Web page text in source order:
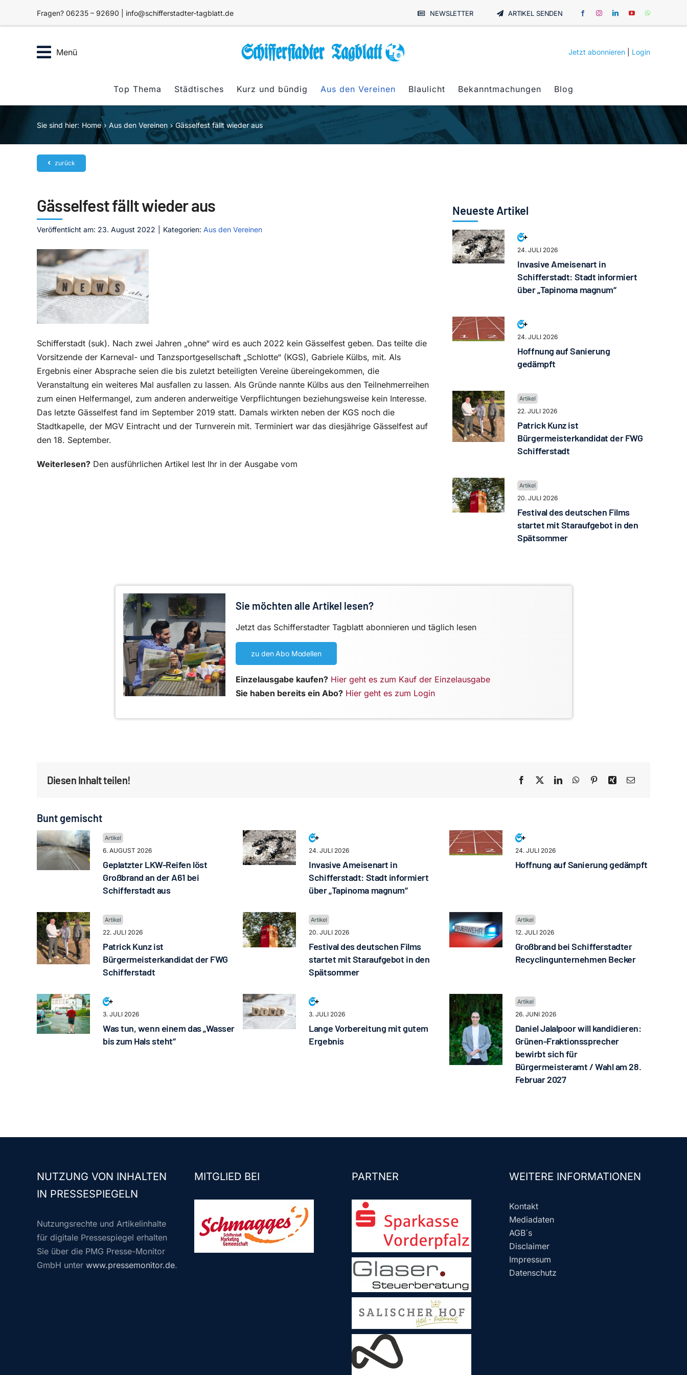
Fragen? 06235 – 92690 | info@schifferstadter-tagblatt.de NEWSLETTER ARTIKEL SENDEN
Menü Jetzt abonnieren Login
Top Thema Städtisches Kurz und bündig Aus den Vereinen Blaulicht Bekanntmachungen Blog
Sie sind hier: Home Aus den Vereinen Gässelfest fällt wieder aus
zurück
Gässelfest fällt wieder aus
Veröffentlicht am: 23. August 2022 Kategorien: Aus den Vereinen
Schifferstadt (suk). Nach zwei Jahren „ohne“ wird es auch 2022 kein Gässelfest geben. Das teilte die
Vorsitzende der Karneval- und Tanzsportgesellschaft „Schlotte“ (KGS), Gabriele Külbs, mit. Als
Ergebnis einer Absprache seien die bis zuletzt beteiligten Vereine übereingekommen, die
Veranstaltung ein weiteres Mal ausfallen zu lassen. Als Gründe nannte Külbs aus den Teilnehmerreihen
zum einen Helfermangel, zum anderen anderweitige Verpflichtungen beziehungsweise kein Interesse.
Das letzte Gässelfest fand im September 2019 statt. Damals wirkten neben der KGS noch die
Stadtkapelle, der MGV Eintracht und der Turnverein mit. Terminiert war das diesjährige Gässelfest auf
den 18. September.
Weiterlesen? Den ausführlichen Artikel lest Ihr in der Ausgabe vom
Neueste Artikel
24. JULI 2026
Invasive Ameisenart in
Schifferstadt: Stadt informiert
über „Tapinoma magnum“
24. JULI 2026
Hoffnung auf Sanierung
gedämpft
22. JULI 2026
Patrick Kunz ist
Bürgermeisterkandidat der FWG
Schifferstadt
20. JULI 2026
Festival des deutschen Films
startet mit Staraufgebot in den
Spätsommer
Sie möchten alle Artikel lesen?
Jetzt das Schifferstadter Tagblatt abonnieren und täglich lesen
zu den Abo Modellen
Einzelausgabe kaufen? Hier geht es zum Kauf der Einzelausgabe
Sie haben bereits ein Abo? Hier geht es zum Login
Diesen Inhalt teilen!
Bunt gemischt
6. AUGUST 2026
Geplatzter LKW-Reifen löst
Großbrand an der A61 bei
Schifferstadt aus
24. JULI 2026
Invasive Ameisenart in
Schifferstadt: Stadt informiert
über „Tapinoma magnum“
24. JULI 2026
Hoffnung auf Sanierung gedämpft
22. JULI 2026
Patrick Kunz ist
Bürgermeisterkandidat der FWG
Schifferstadt
20. JULI 2026
Festival des deutschen Films
startet mit Staraufgebot in den
Spätsommer
12. JULI 2026
Großbrand bei Schifferstadter
Recyclingunternehmen Becker
3. JULI 2026
Was tun, wenn einem das „Wasser
bis zum Hals steht“
3. JULI 2026
Lange Vorbereitung mit gutem
Ergebnis
26. JUNI 2026
Daniel Jalalpoor will kandidieren:
Grünen-Fraktionssprecher
bewirbt sich für
Bürgermeisteramt / Wahl am 28.
Februar 2027
NUTZUNG VON INHALTEN
IN PRESSESPIEGELN
Nutzungsrechte und Artikelinhalte
für digitale Pressespiegel erhalten
Sie über die PMG Presse-Monitor
GmbH unter www.pressemonitor.de.
MITGLIED BEI PARTNER WEITERE INFORMATIONEN
Kontakt
Mediadaten
AGB´s
Disclaimer
Impressum
Datenschutz